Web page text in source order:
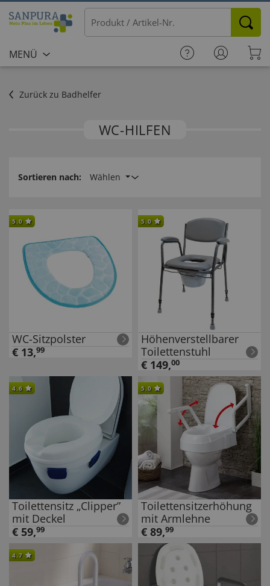
MENÜ
Zurück zu Badhelfer
WC-HILFEN
Sortieren nach: Wählen
5.0
WC-Sitzpolster
€ 13,99
5.0
Höhenverstellbarer
Toilettenstuhl
€ 149,00
4.6
Toilettensitz „Clipper”
mit Deckel
€ 59,99
5.0
Toilettensitzerhöhung
mit Armlehne
€ 89,99
4.7